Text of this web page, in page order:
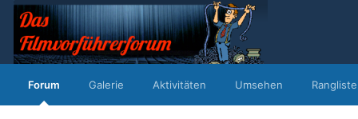
Forum Galerie Aktivitäten Umsehen Rangliste